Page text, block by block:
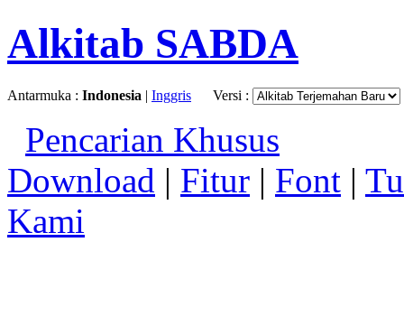
Alkitab SABDA
Antarmuka : Indonesia | Inggris Versi :
Pencarian Khusus
Download | Fitur | Font |
Kami